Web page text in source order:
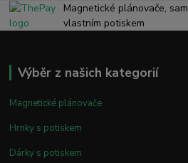
Magnetické plánovače,
vlastním potiskem
Výběr z našich kategorií
Magnetické plánovače
Hrnky s potiskem
Dárky s potiskem